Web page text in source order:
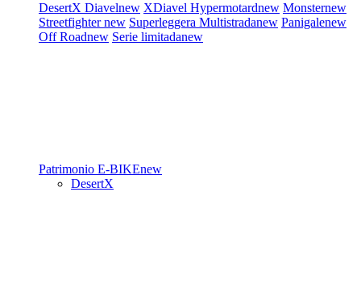
DesertX Diavelnew XDiavel Hypermotardnew Monsternew
Streetfighternew Superleggera Multistradanew Panigalenew
Off Roadnew Serie limitadanew
Patrimonio E-BIKEnew
DesertX